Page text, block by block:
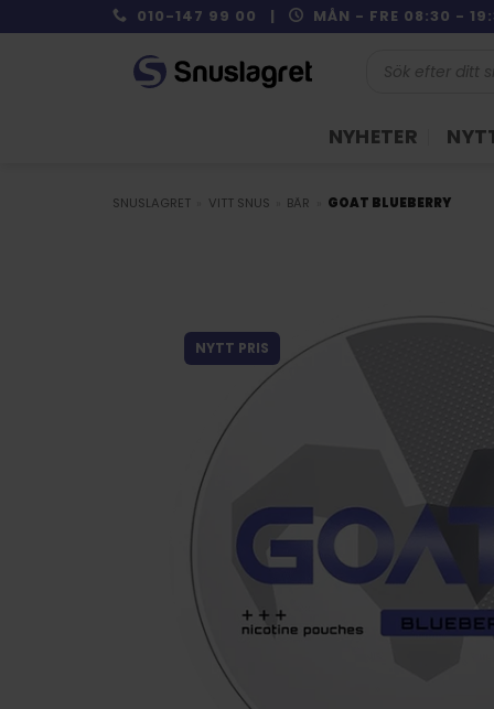
to
010-147 99 00 | MÅN - FRE 08:30 -
NYHETER
SNUSLAGRET VITT SNUS BÄR GOAT BLUEBERRY
NYTT PRIS